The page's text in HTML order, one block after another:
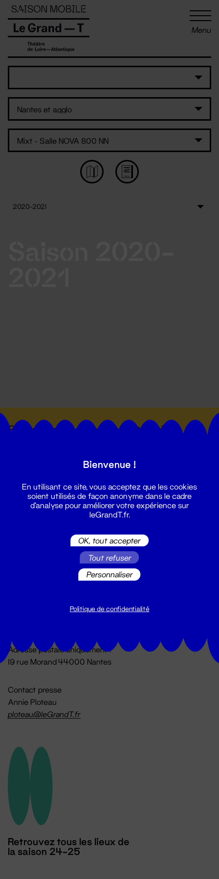
Menu
Suivez toutes les actualités du
Du lundi au vendredi 14h → 18h
Adresse postale uniquement :
19 rue Morand 44000 Nantes
Contact presse
Annie Ploteau
ploteau@leGrandT.fr
Retrouvez tous les lieux de
la saison 24-25
Panneau de gestion des cookies
Bienvenue !
En utilisant ce site, vous acceptez que les cookies
soient utilisés de façon anonyme dans le cadre
d'analyse pour améliorer votre expérience sur
leGrandT.fr.
OK, tout accepter
Tout refuser
Personnaliser
Politique de confidentialité